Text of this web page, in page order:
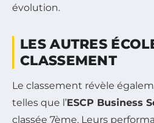
évolution.
LES AUTRES
CLASSEMENT
Le classement révèle
telles que l’ESCP Business
classée 7ème. Leurs